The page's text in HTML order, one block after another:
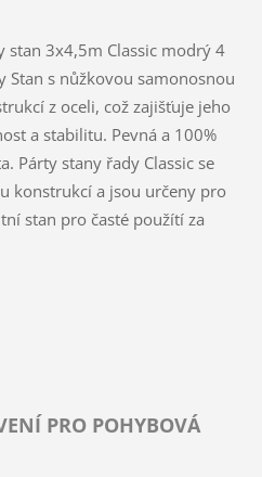
stan 3x4,5m Classic modrý 4
Stan s nůžkovou samonosnou
z oceli, což zajišťuje jeho
a stabilitu. Pevná a 100%
Párty stany řady Classic se
konstrukcí a jsou určeny pro
stan pro časté použítí za
PRO POHYBOVÁ